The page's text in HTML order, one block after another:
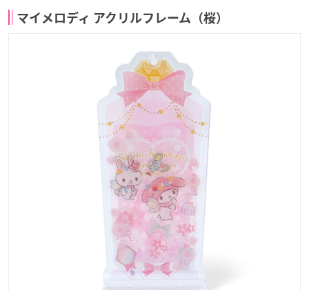
マイメロディ アクリルフレーム（桜）